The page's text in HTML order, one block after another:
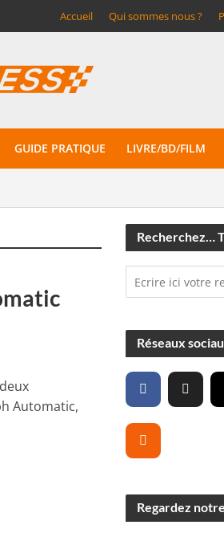
Accueil Qui sommes nous ?
GUIDE PRATIQUE LIVRE/BD/FILM
Automatic,
Recherchez…
Réseaux
Regardez